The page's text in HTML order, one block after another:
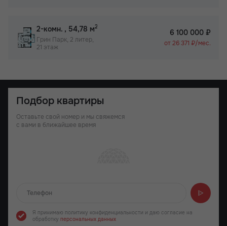
2-комн. , 54,78 м2
Грин Парк, 2 литер,
21 этаж
6 100 000 ₽
от 26 371 ₽/мес.
Подбор квартиры
Оставьте свой номер и мы свяжемся
с вами в ближайшее время
Я принимаю политику конфиденциальности и даю согласие на
обработку персональных данных